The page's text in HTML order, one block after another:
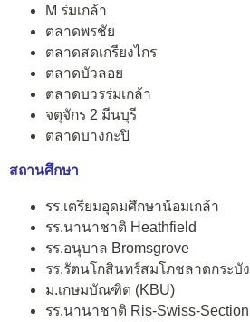
M ร่มเกล้า
ตลาดพรชัย
ตลาดสดเกรียงไกร
ตลาดบัวลอย
ตลาดบวรร่มเกล้า
จตุจักร 2 มีนบุรี
ตลาดบางกะปิ
สถานศึกษา
รร.เตรียมอุดมศึกษาน้อมเกล้า
รร.นานาชาติ Heathfield
รร.อนุบาล Bromsgrove
รร.รัตนโกสินทร์สมโภชลาดกระบัง
ม.เกษมบัณฑิต (KBU)
รร.นานาชาติ Ris-Swiss-Section